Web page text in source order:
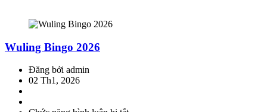
Wuling Bingo 2026
Đăng bởi admin
02 Th1, 2026